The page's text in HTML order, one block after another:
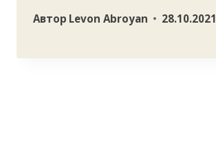
Автор Levon Abroyan 28.10.2021